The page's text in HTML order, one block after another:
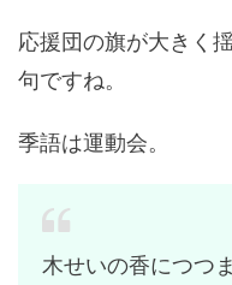
応援団の旗が大きく
句ですね。
季語は運動会。
木せいの香につつ